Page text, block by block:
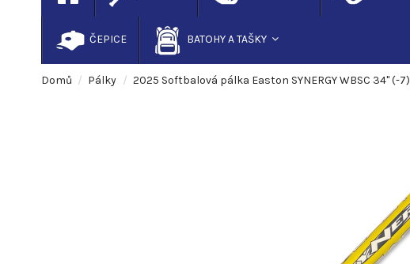
ČEPICE BATOHY A TAŠKY
Domů Pálky 2025 Softbalová pálka Easton SYNERGY WBSC 34" (-7)